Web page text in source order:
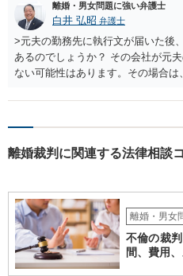
離婚・男女問題に強い弁護士
白井 弘昭 弁護士
>元夫の勤務先に執行文が届いた後
あるのでしょうか？ その会社が元
ない可能性はあります。その場合
押さえ、元夫名義の車の差し押さ
す。 ＞他の弁護士さんに再度依頼
離婚裁判に関連する法律相談
離婚・男女
不倫の裁
間、費用